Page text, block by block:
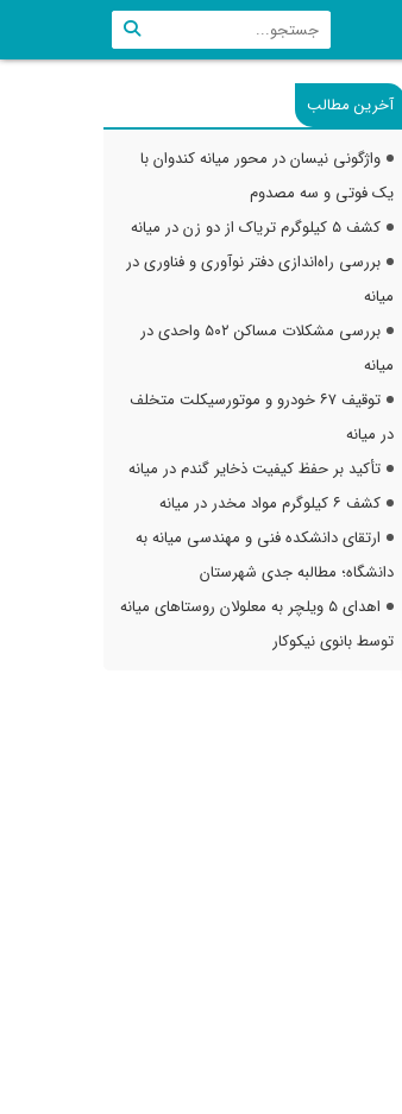
آخرین مطالب
واژگونی نیسان در محور میانه کندوان با
یک فوتی و سه مصدوم
کشف ۵ کیلوگرم تریاک از دو زن در میانه
بررسی راه‌اندازی دفتر نوآوری و فناوری در
میانه
بررسی مشکلات مساکن ۵۰۲ واحدی در
میانه
توقیف ۶۷ خودرو و موتورسیکلت متخلف
در میانه
تأکید بر حفظ کیفیت ذخایر گندم در میانه
کشف ۶ کیلوگرم مواد مخدر در میانه
ارتقای دانشکده فنی و مهندسی میانه به
دانشگاه؛ مطالبه جدی شهرستان
اهدای ۵ ویلچر به معلولان روستاهای میانه
توسط بانوی نیکوکار